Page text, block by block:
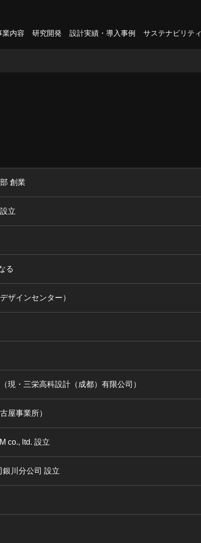
業内容 研究開発 設計実績・導入事例 サステナビリティ
創業
立
る
ザインセンター）
現・三栄高科設計（成都）有限公司）
屋事業所）
co., ltd. 設立
銀川分公司 設立